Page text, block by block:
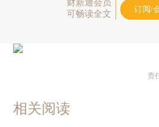
财新通会员
可畅读全文
订阅/
责
相关阅读